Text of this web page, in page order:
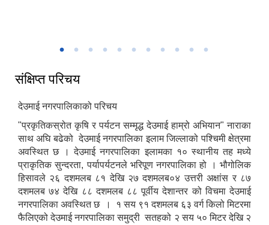
संक्षिप्त परिचय
देउमाई नगरपालिकाको परिचय
"प्रकृतिकस्रोत कृषि र पर्यटन सम्मृद्ध देउमाई हाम्रो अभियान" नाराका
साथ अघि बढेको देउमाई नगरपालिका इलाम जिल्लाको पश्चिमी क्षेत्रमा
अवस्थित छ । देउमाई नगरपालिका इलामका १० स्थानीय तह मध्ये
प्राकृतिक सुन्दरता, पर्यापर्यटनले भरिपूण नगरपालिका हो । भौगोलिक
हिसावले २६ दशमलब ८१ देखि २७ दशमलब०४ उत्तरी अक्षांस र ८७
दशमलब ७४ देखि ८८ दशमलब ८८ पूर्वीय देशान्तर को विचमा देउमाई
नगरपालिका अवस्थित छ । १ सय ९१ दशमलब ६३ वर्ग किलो मिटरमा
फैलिएको देउमाई नगरपालिका समुद्री सतहको २ सय ५० मिटर देखि २